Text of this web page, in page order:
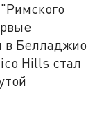
в Белладжио
Hills стал